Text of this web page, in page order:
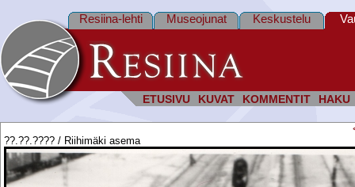
ETUSIVU KUVAT KOMMENTIT HAKU
Resiina-lehti Museojunat Keskustelu
??.??.???? / Riihimäki asema